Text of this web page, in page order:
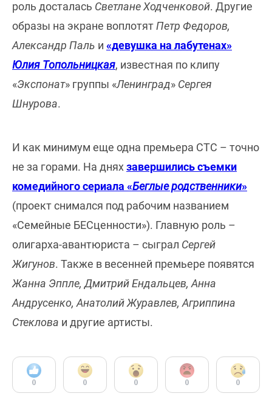
роль досталась Светлане Ходченковой. Другие
образы на экране воплотятПетр Федоров,
Александр Паль и «девушка на лабутенах»
Юлия Топольницкая, известная по клипу
«Экспонат» группы «Ленинград» Сергея
Шнурова.
И как минимум еще одна премьера СТС – точно
не за горами. На дняхзавершились съемки
комедийного сериала «Беглые родственники»
(проект снимался под рабочим названием
«Семейные БЕСценности»). Главную роль –
олигарха-авантюриста – сыграл Сергей
Жигунов. Также в весенней премьере появятся
Жанна Эппле, Дмитрий Ендальцев, Анна
Андрусенко, Анатолий Журавлев, Агриппина
Стеклова и другие артисты.
0 0 0 0 0